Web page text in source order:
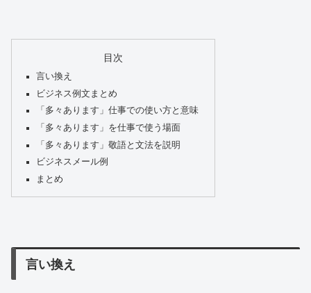
目次
言い換え
ビジネス例文まとめ
「多々あります」仕事での使い方と意味
「多々あります」を仕事で使う場面
「多々あります」敬語と文法を説明
ビジネスメール例
まとめ
言い換え